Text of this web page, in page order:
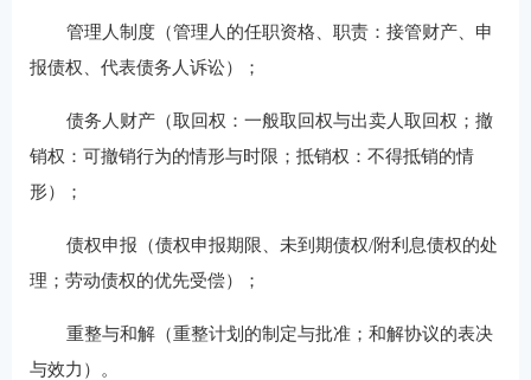
管理人制度（管理人的任职资格、职责：接管财产、申
报债权、代表债务人诉讼）；
债务人财产（取回权：一般取回权与出卖人取回权；撤
销权：可撤销行为的情形与时限；抵销权：不得抵销的情
形）；
债权申报（债权申报期限、未到期债权/附利息债权的处
理；劳动债权的优先受偿）；
重整与和解（重整计划的制定与批准；和解协议的表决
与效力）。